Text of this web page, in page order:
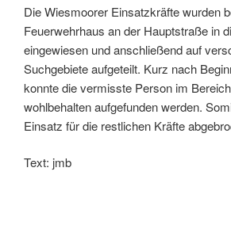
Die Wiesmoorer Einsatzkräfte wurden
Feuerwehrhaus an der Hauptstraße in
eingewiesen und anschließend auf
Suchgebiete aufgeteilt. Kurz nach
konnte die vermisste Person im
wohlbehalten aufgefunden werden.
Einsatz für die restlichen Kräfte
Text: jmb